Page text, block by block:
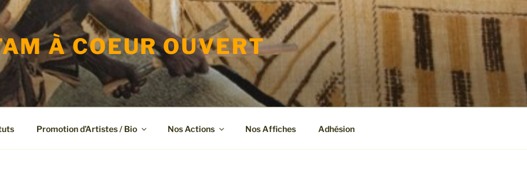
À COEUR OUVERT
Promotion d’Artistes / Bio Nos Actions Nos Affiches Adhésion